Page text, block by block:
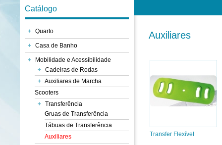
Catálogo
+ Quarto
+ Casa de Banho
+
Mobilidade e Acessibilidade
+
Cadeiras de Rodas
+ Auxiliares de Marcha
Scooters
+
Transferência
Gruas de Transferência
Tábuas de Transferência
Auxiliares
Auxiliares
Transfer Flexível